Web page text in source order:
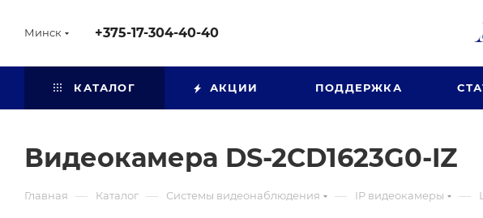
Минск +375-17-304-40-40
КАТАЛОГ АКЦИИ ПОДДЕРЖКА
Видеокамера DS-2CD1623G0-IZ
Главная — Каталог — Системы видеонаблюдения — IP видеокамеры —